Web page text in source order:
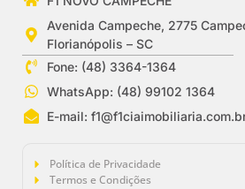
Avenida Campeche, 2775
Florianópolis – SC
Fone: (48) 3364-1364
WhatsApp: (48) 99102 1364
E-mail:
Política de Privacidade
Termos e Condições